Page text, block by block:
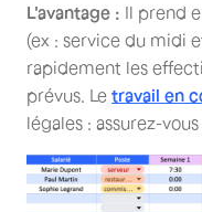
L'avantage : Il prend
(ex : service du midi
rapidement les
prévus. Le travail en
légales : assurez-